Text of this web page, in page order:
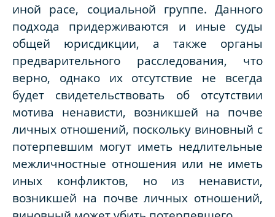
иной расе, социальной группе. Данного
подхода придерживаются и иные суды
общей юрисдикции, а также органы
предварительного расследования, что
верно, однако их отсутствие не всегда
будет свидетельствовать об отсутствии
мотива ненависти, возникшей на почве
личных отношений, поскольку виновный с
потерпевшим могут иметь недлительные
межличностные отношения или не иметь
иных конфликтов, но из ненависти,
возникшей на почве личных отношений,